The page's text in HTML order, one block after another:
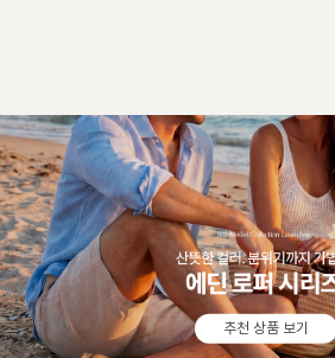
추천 상품 보기